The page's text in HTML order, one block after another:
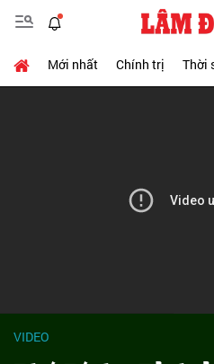
Mới nhất Chính trị Thời
VIDEO